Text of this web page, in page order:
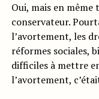
Oui, mais en même
conservateur.
l’avortement, les
réformes sociales,
difficiles à mettre
l’avortement,